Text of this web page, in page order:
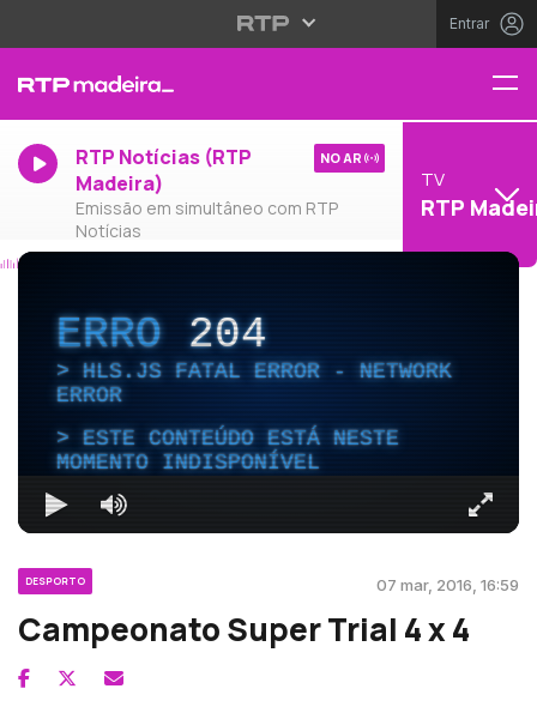
Entrar
RTP Notícias (RTP
Madeira)
Emissão em simultâneo com RTP
Notícias
NO AR
TV
RTP
ERRO204
HLS.JS FATAL ERROR - NETWORK
ERROR
ESTE CONTEÚDO ESTÁ NESTE
MOMENTO INDISPONÍVEL
DESPORTO 07 mar, 2016, 16:59
Campeonato Super Trial 4 x 4